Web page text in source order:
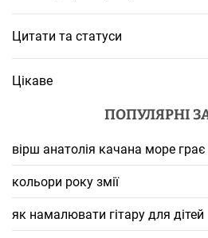
Цитати та статуси
Цікаве
ПОПУЛЯРНІ
вірш анатолія качана море грає
кольори року змії
як намалювати гітару для дітей